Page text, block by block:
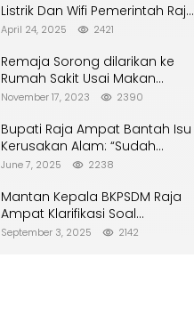
Listrik Dan Wifi Pemerintah Raja
Ampat Alasan Tunggu DPA
April 24, 2025 2421
Remaja Sorong dilarikan ke
Rumah Sakit Usai Makan
Biskuit dari Alfamart
November 17, 2023 2390
Bupati Raja Ampat Bantah Isu
Kerusakan Alam: “Sudah
Direboisasi dan Tidak Merusak
June 7, 2025 2238
Mantan Kepala BKPSDM Raja
Ampat Klarifikasi Soal
Pergantian Jabatan
September 3, 2025 2142